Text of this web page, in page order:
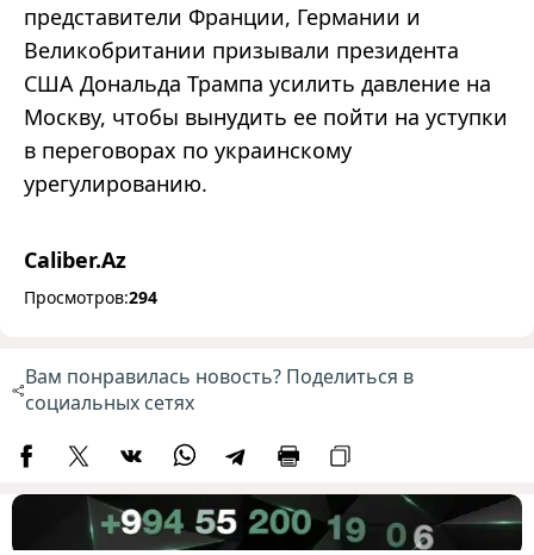
представители Франции, Германии и
Великобритании призывали президента
США Дональда Трампа усилить давление на
Москву, чтобы вынудить ее пойти на уступки
в переговорах по украинскому
урегулированию.
Caliber.Az
Просмотров:294
Вам понравилась новость? Поделиться в
социальных сетях